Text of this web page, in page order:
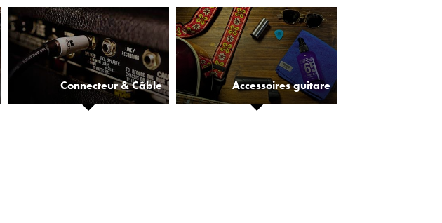
Connecteur & Câble Accessoires guitare